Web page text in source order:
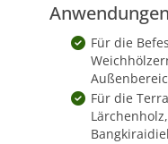
Für die
Für die